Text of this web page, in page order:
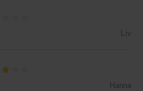
Liv
Hanna